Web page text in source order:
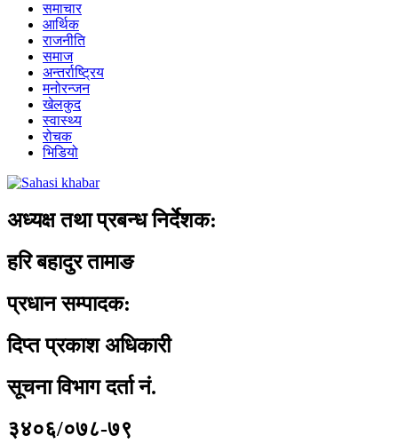
समाचार
आर्थिक
राजनीति
समाज
अन्तर्राष्ट्रिय
मनोरन्जन
खेलकुद
स्वास्थ्य
रोचक
भिडियो
अध्यक्ष तथा प्रबन्ध निर्देशक:
हरि बहादुर तामाङ
प्रधान सम्पादक:
दिप्त प्रकाश अधिकारी
सूचना विभाग दर्ता नं.
३४०६/०७८-७९